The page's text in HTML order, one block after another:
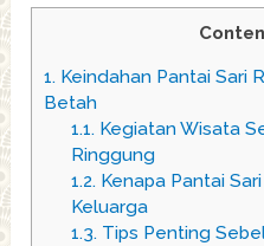
1. Keindahan Pantai Sari
Betah
1.1.Kegiatan Wisata
Ringgung
1.2.Kenapa Pantai
Keluarga
1.3.Tips Penting